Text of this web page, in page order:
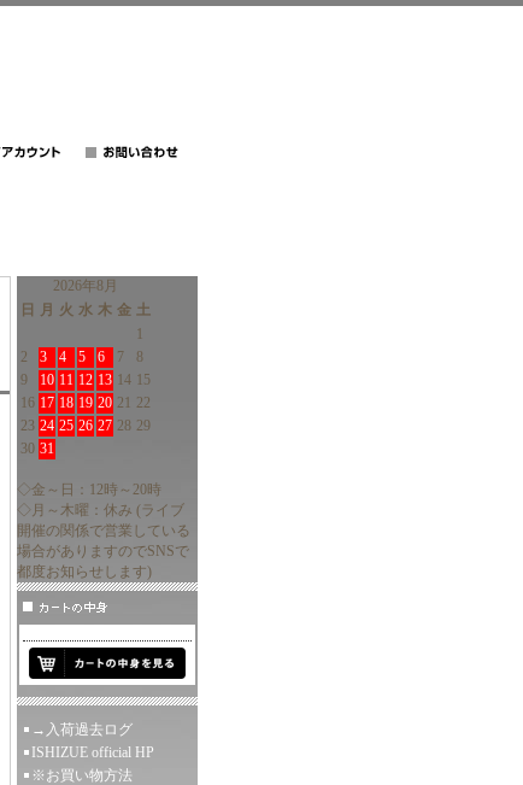
2026年8月
日
月 火 水 木 金 土
1
2
3 4 5 6 7
8
9
10 11 12 13 14 15
16 17 18 19 20 21 22
23 24 25 26 27 28 29
30 31
◇金～日：12時～20時
◇月～木曜：休み (ライブ
開催の関係で営業している
場合がありますのでSNSで
都度お知らせします)
→入荷過去ログ
ISHIZUE official HP
※お買い物方法